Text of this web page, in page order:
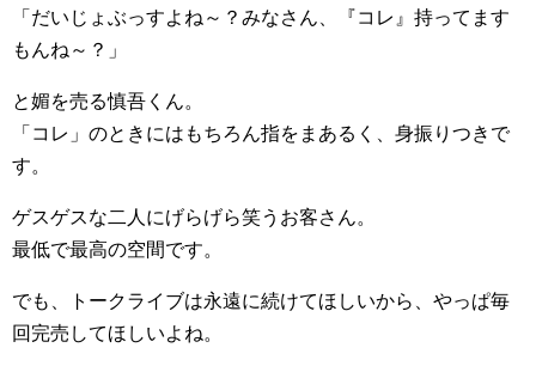
「だいじょぶっすよね～？みなさん、『コレ』持ってます
もんね～？」
と媚を売る慎吾くん。
「コレ」のときにはもちろん指をまあるく、身振りつきで
す。
ゲスゲスな二人にげらげら笑うお客さん。
最低で最高の空間です。
でも、トークライブは永遠に続けてほしいから、やっぱ毎
回完売してほしいよね。